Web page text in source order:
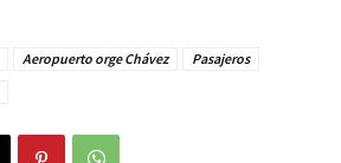
Aeropuerto orge Chávez
Pasajeros